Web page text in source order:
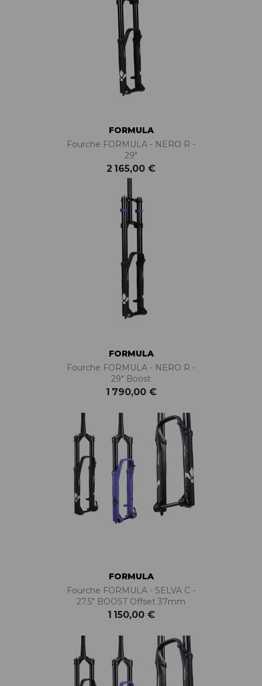
FORMULA
Fourche FORMULA - NERO R -
29"
2 165,00 €
FORMULA
Fourche FORMULA - NERO R -
29" Boost
1 790,00 €
FORMULA
Fourche FORMULA - SELVA C -
27.5" BOOST Offset 37mm
1 150,00 €